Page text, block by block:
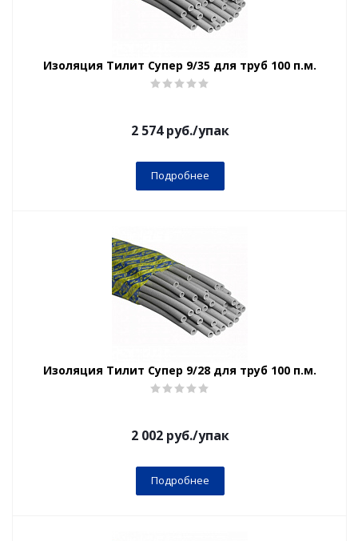
Изоляция Тилит Супер 9/35 для труб 100 п.м.
2 574руб./упак
Подробнее
Изоляция Тилит Супер 9/28 для труб 100 п.м.
2 002руб./упак
Подробнее